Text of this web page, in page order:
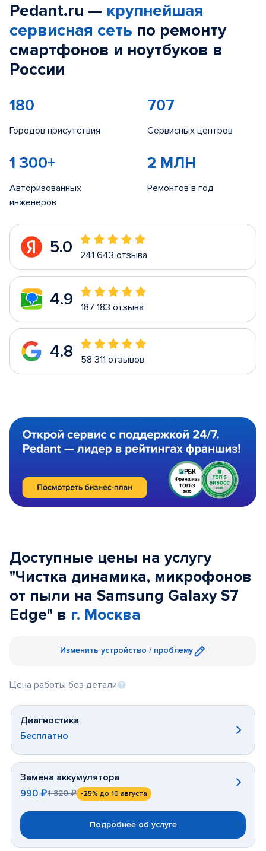
Pedant.ru — крупнейшая
сервисная сеть по ремонту
смартфонов и ноутбуков в
России
180
Городов присутствия
707
Сервисных центров
1 300+
Авторизованных
инженеров
2 МЛН
Ремонтов в год
5.0 241 643 отзыва
4.9 187 183 отзыва
4.8 58 311 отзывов
Доступные цены на услугу
"Чистка динамика, микрофонов
от пыли на Samsung Galaxy S7
Edge" в г. Москва
Изменить устройство / проблему
Цена работы без детали
Диагностика
Бесплатно
Замена аккумулятора
990 ₽1 320 ₽ -25% до 10 августа
Подробнее об услуге